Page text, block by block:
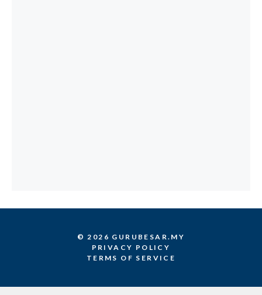
© 2026 GURUBESAR.MY
PRIVACY POLICY
TERMS OF SERVICE